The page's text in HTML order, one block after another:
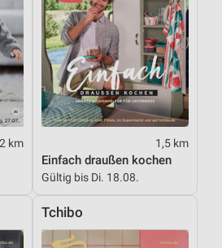
km 1,5 km
Einfach draußen kochen
Gültig bis Di. 18.08.
Tchibo
angeforderten